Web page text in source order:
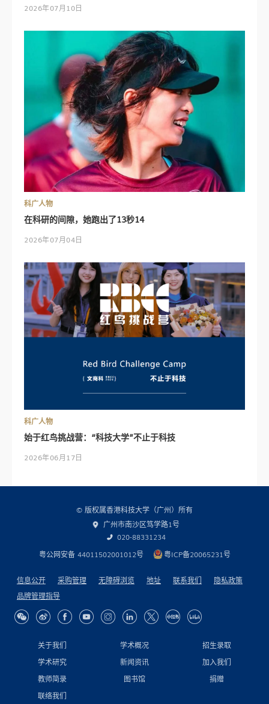
2026年07月10日
科广人物
在科研的间隙，她跑出了13秒14
2026年07月04日
科广人物
始于红鸟挑战营：“科技大学”不止于科技
2026年06月17日
关于我们 学术概况
招生录取
学术研究
新闻资讯
加入我们
教师简录
图书馆
捐赠
联络我们
© 版权属香港科技大学（广州）所有
广州市南沙区笃学路1号
020-88331234
粤公网安备 44011502001012号
粤ICP备20065231号
信息公开 采购管理 无障碍浏览 地址 联系我们
隐私政策
品牌管理指导